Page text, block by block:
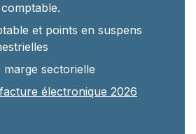
et points en suspens
sectorielle
électronique 2026